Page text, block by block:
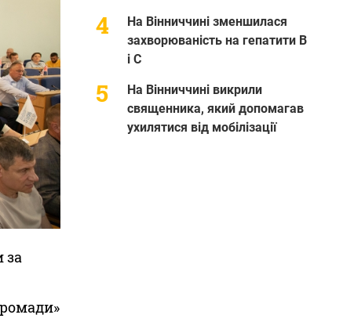
за
На Вінниччині зменшилася
захворюваність на гепатити В
і С
На Вінниччині викрили
священника, який допомагав
ухилятися від мобілізації